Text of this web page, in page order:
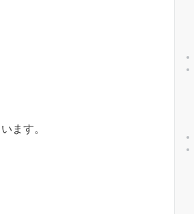
ます。